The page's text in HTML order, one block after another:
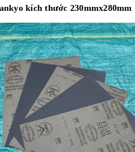
kích thước 230mmx280mm